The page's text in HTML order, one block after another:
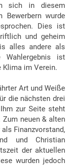
sich in diesem
Bewerbern wurde
Dies ist
und geheim
alles andere als
Wahlergebnis ist
Klima im Verein.
Art und Weiße
die nächsten drei
zur Seite steht
neuen & alten
Finanzvorstand,
und Christian
der aktuellen
wurden jedoch